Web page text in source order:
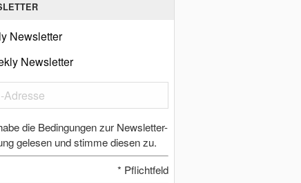
Newsletter
Newsletter
die Bedingungen zur Newsletter-
gelesen und stimme diesen zu.
* Pflichtfeld